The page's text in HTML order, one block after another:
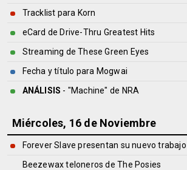
Tracklist para Korn
eCard de Drive-Thru Greatest Hits
Streaming de These Green Eyes
Fecha y título para Mogwai
ANÁLISIS - "Machine" de NRA
Miércoles, 16 de Noviembre
Forever Slave presentan su nuevo trabajo
Beezewax teloneros de The Posies